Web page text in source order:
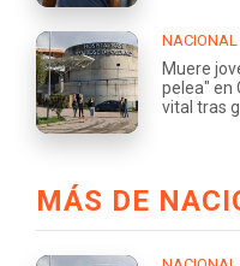
NACIONAL
Muere
pelea" en
vital tras
MÁS DE